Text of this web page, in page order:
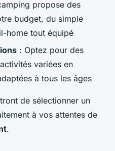
propose des
budget, du simple
home tout équipé
: Optez pour des
variées en
à tous les âges
de sélectionner un
à vos attentes de
.